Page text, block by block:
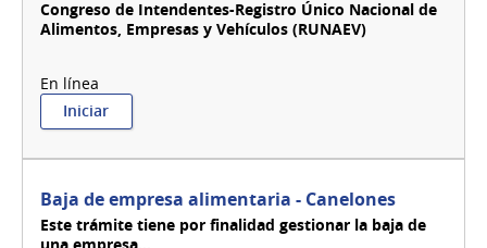
Congreso de Intendentes-Registro Único Nacional de
Alimentos, Empresas y Vehículos (RUNAEV)
Iniciar:
Baja
RUNAEV
Baja de empresa alimentaria - Canelones
Este trámite tiene por finalidad gestionar la baja de
una empresa...